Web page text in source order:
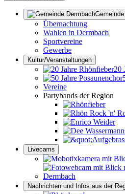
Übernachtung
Wahlen in Dermbach
Sportvereine
Gewerbe
Kultur/Veranstaltungen
20
Vereine
Partybands der Region
Livecams
Nachrichten und Infos aus der